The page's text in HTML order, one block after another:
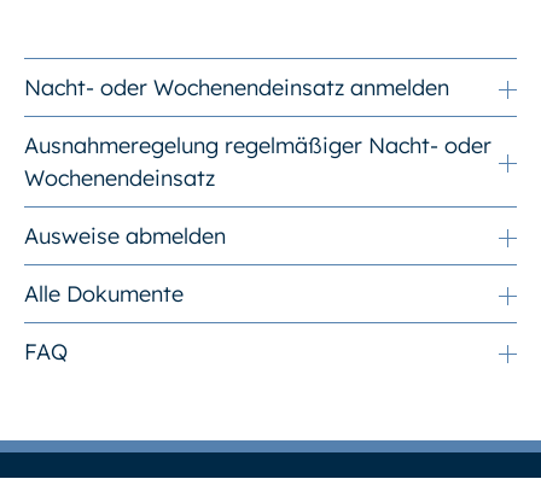
Nacht- oder Wochenendeinsatz anmelden
Ausnahmeregelung regelmäßiger Nacht- oder
Wochenendeinsatz
Ausweise abmelden
Alle Dokumente
FAQ